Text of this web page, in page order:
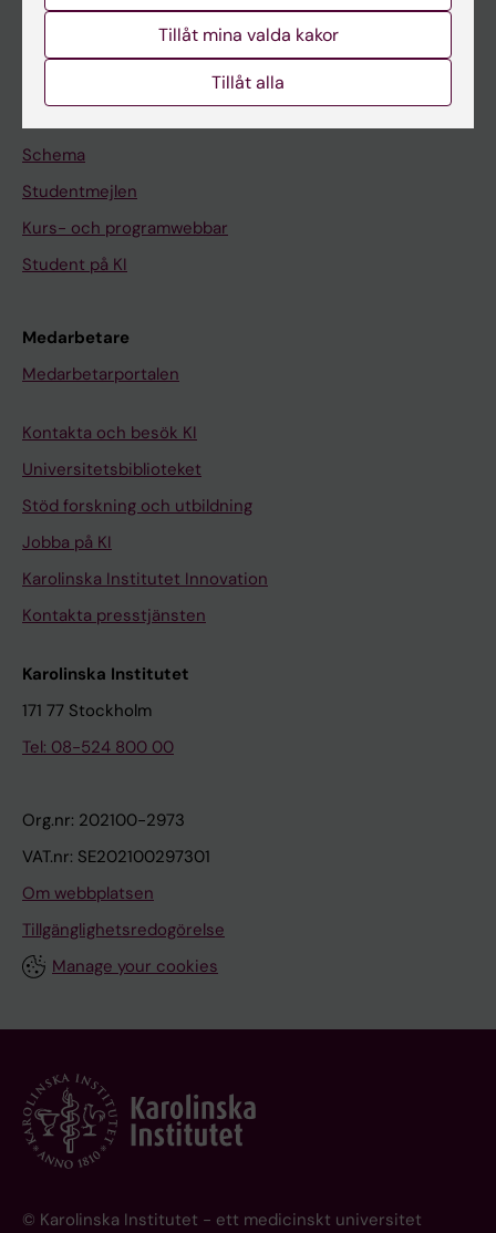
Schema
Studentmejlen
Kurs- och programwebbar
Student på KI
Medarbetare
Medarbetarportalen
Kontakta och besök KI
Universitetsbiblioteket
Stöd forskning och utbildning
Jobba på KI
Karolinska Institutet Innovation
Kontakta presstjänsten
Karolinska Institutet
171 77 Stockholm
Tel: 08-524 800 00
Org.nr: 202100-2973
VAT.nr: SE202100297301
Om webbplatsen
Tillgänglighetsredogörelse
Manage your cookies
© Karolinska Institutet - ett medicinskt universitet
Tillåt mina valda kakor
Tillåt alla